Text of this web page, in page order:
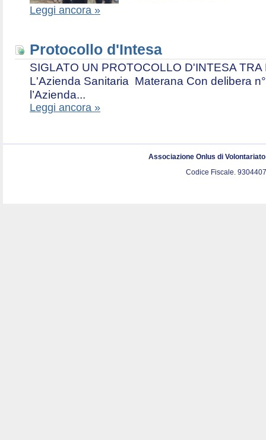
Leggi ancora »
Protocollo d'Intesa
SIGLATO UN PROTOCOLLO D'INTESA
L'Azienda Sanitaria Materana Con delibera
l’Azienda...
Leggi ancora »
Associazione Onlus di
Codice Fiscale.